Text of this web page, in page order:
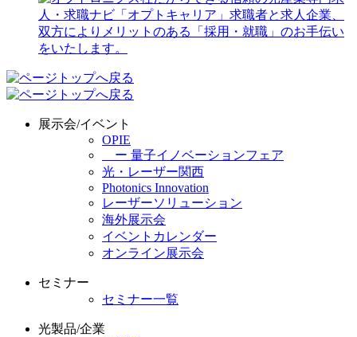
展示会/イベント
OPIE
ー 量子イノベーションフェア
光・レーザー関西
Photonics Innovation
レーザーソリューション
海外展示会
イベントカレンダー
オンライン展示会
セミナー
セミナー一覧
光製品/企業